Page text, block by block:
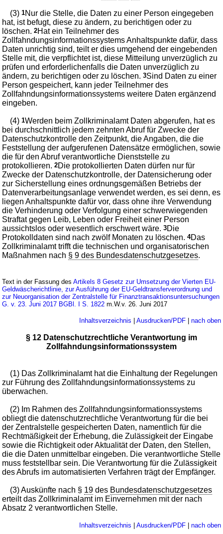
(3)1Nur die Stelle, die Daten zu einer Person eingegeben
hat, ist befugt, diese zu ändern, zu berichtigen oder zu
löschen.2Hat ein Teilnehmer des
Zollfahndungsinformationssystems Anhaltspunkte dafür, dass
Daten unrichtig sind, teilt er dies umgehend der eingebenden
Stelle mit, die verpflichtet ist, diese Mitteilung unverzüglich zu
prüfen und erforderlichenfalls die Daten unverzüglich zu
ändern, zu berichtigen oder zu löschen.3Sind Daten zu einer
Person gespeichert, kann jeder Teilnehmer des
Zollfahndungsinformationssystems weitere Daten ergänzend
eingeben.
(4)1Werden beim Zollkriminalamt Daten abgerufen, hat es
bei durchschnittlich jedem zehnten Abruf für Zwecke der
Datenschutzkontrolle den Zeitpunkt, die Angaben, die die
Feststellung der aufgerufenen Datensätze ermöglichen, sowie
die für den Abruf verantwortliche Dienststelle zu
protokollieren.2Die protokollierten Daten dürfen nur für
Zwecke der Datenschutzkontrolle, der Datensicherung oder
zur Sicherstellung eines ordnungsgemäßen Betriebs der
Datenverarbeitungsanlage verwendet werden, es sei denn, es
liegen Anhaltspunkte dafür vor, dass ohne ihre Verwendung
die Verhinderung oder Verfolgung einer schwerwiegenden
Straftat gegen Leib, Leben oder Freiheit einer Person
aussichtslos oder wesentlich erschwert wäre.3Die
Protokolldaten sind nach zwölf Monaten zu löschen.4Das
Zollkriminalamt trifft die technischen und organisatorischen
Maßnahmen nach § 9 des Bundesdatenschutzgesetzes.
Text in der Fassung desArtikels 8 Gesetz zur Umsetzung der Vierten EU-
Geldwäscherichtlinie, zur Ausführung der EU-Geldtransferverordnung und
zur Neuorganisation der Zentralstelle für Finanztransaktionsuntersuchungen
G. v. 23. Juni 2017 BGBl. I S. 1822 m.W.v. 26. Juni 2017
Inhaltsverzeichnis Ausdrucken/PDF| nach oben
§ 12 Datenschutzrechtliche Verantwortung im
Zollfahndungsinformationssystem
(1) Das Zollkriminalamt hat die Einhaltung der Regelungen
zur Führung des Zollfahndungsinformationssystems zu
überwachen.
(2) Im Rahmen des Zollfahndungsinformationssystems
obliegt die datenschutzrechtliche Verantwortung für die bei
der Zentralstelle gespeicherten Daten, namentlich für die
Rechtmäßigkeit der Erhebung, die Zulässigkeit der Eingabe
sowie die Richtigkeit oder Aktualität der Daten, den Stellen,
die die Daten unmittelbar eingeben. Die verantwortliche Stelle
muss feststellbar sein. Die Verantwortung für die Zulässigkeit
des Abrufs im automatisierten Verfahren trägt der Empfänger.
(3) Auskünfte nach § 19 des Bundesdatenschutzgesetzes
erteilt das Zollkriminalamt im Einvernehmen mit der nach
Absatz 2 verantwortlichen Stelle.
Inhaltsverzeichnis Ausdrucken/PDF| nach oben